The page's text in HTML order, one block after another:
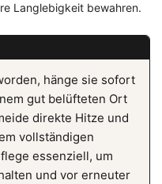
Langlebigkeit bewahren.
hänge sie sofort
gut belüfteten Ort
direkte Hitze und
vollständigen
essenziell, um
und vor erneuter